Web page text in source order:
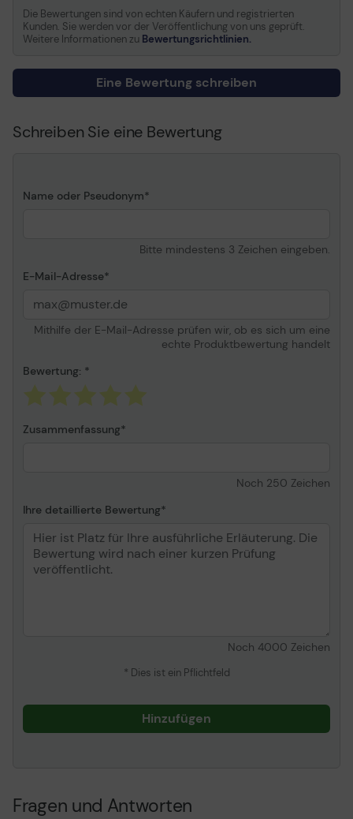
Serviceverfügbarkeit
24 Stunden pro Tag / 7
Tage pro Woche
Servicevereinbarung -
Arbeitszeit und
Telefonberatung - 3 Jahre
Technischer Support -
Ferndiagnose - 3 Jahre ¦
Die Bewertungen sind von echten Käufern und registrierten
Kunden. Sie werden vor der Veröffentlichung von uns geprüft.
Weitere Informationen zu Bewertungsrichtlinien.
Eine Bewertung schreiben
Schreiben Sie eine Bewertung
Name oder Pseudonym
Bitte mindestens 3 Zeichen eingeben.
E-Mail-Adresse
Mithilfe der E-Mail-Adresse prüfen wir, ob es sich um eine
echte Produktbewertung handelt
Bewertung:
Zusammenfassung
Noch 250 Zeichen
Ihre detaillierte Bewertung
Noch 4000 Zeichen
* Dies ist ein Pflichtfeld
Hinzufügen
Fragen und Antworten